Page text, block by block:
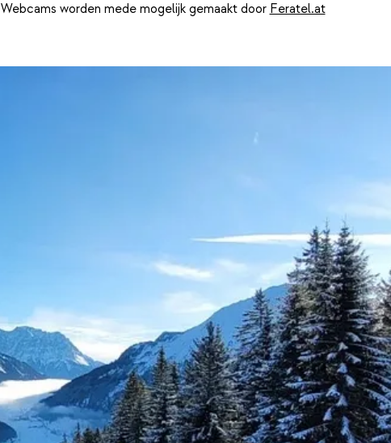
Webcams worden mede mogelijk gemaakt door Feratel.at